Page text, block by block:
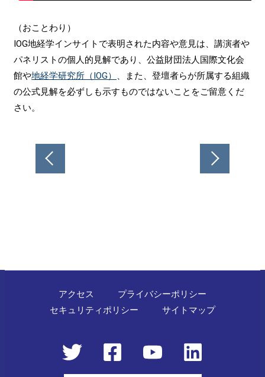
（おことわり）
IOG地経学インサイトで表明された内容や意見は、講演者や
パネリストの個人的見解であり、公益財団法人国際文化会
館や地経学研究所（IOG）
、また、登壇者らが所属する組織
の公式見解を必ずしも示すものではないことをご留意くだ
さい。
アクセス
プライバシーポリシー
セキュリティポリシー
サイトマップ